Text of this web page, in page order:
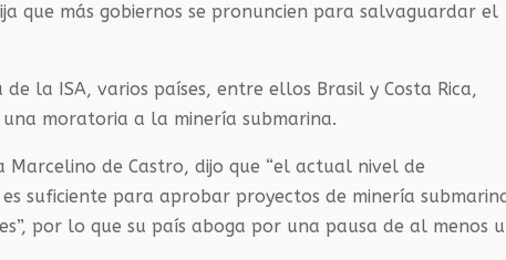
que más gobiernos se pronuncien para salvaguardar el
la ISA, varios países, entre ellos Brasil y Costa Rica,
moratoria a la minería submarina.
de Castro, dijo que “el actual nivel de
suficiente para aprobar proyectos de minería
por lo que su país aboga por una pausa de al menos